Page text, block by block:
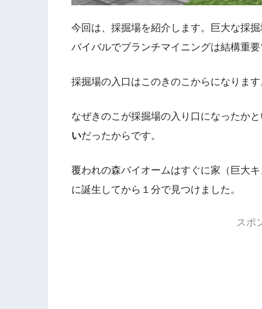
今回は、採掘場を紹介します。巨大な採
バイバルでブランチマイニングは結構重要
採掘場の入口はこのきのこからになります
なぜきのこが採掘場の入り口になったかと
いだったからです。
覆われの森バイオームはすぐに家（巨大
に誕生してから１分で見つけました。
スポ